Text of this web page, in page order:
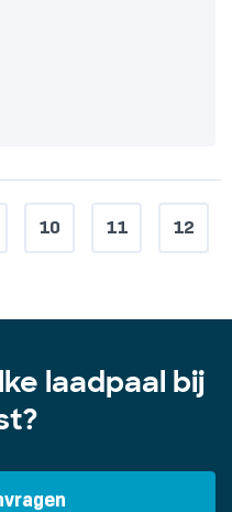
10 11 12
laadpaal bij